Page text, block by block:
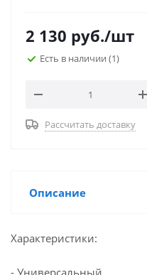
2 130 руб./шт
Есть в наличии (1)
Рассчитать доставку
Описание
Характеристики:
- Универсальный